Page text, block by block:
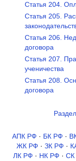
Статья 204.
Статья 205.
Статья 206.
договора
Статья 207.
ученичества
Статья 208.
договора
АПК РФ · БК РФ ·
ЖК РФ · ЗК РФ ·
ЛК РФ · НК РФ · СК